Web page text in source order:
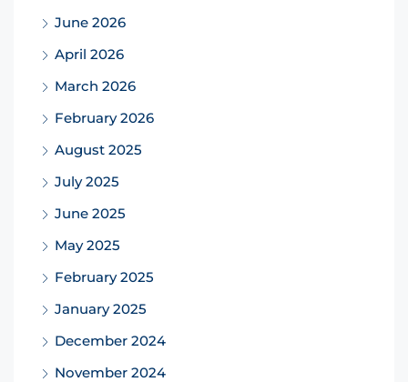
June 2026
April 2026
March 2026
February 2026
August 2025
July 2025
June 2025
May 2025
February 2025
January 2025
December 2024
November 2024